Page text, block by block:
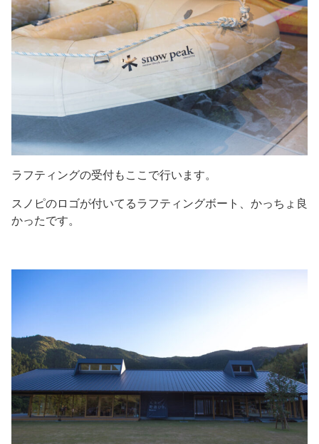
ラフティングの受付もここで行います。
スノピのロゴが付いてるラフティングボート、かっちょ良
かったです。